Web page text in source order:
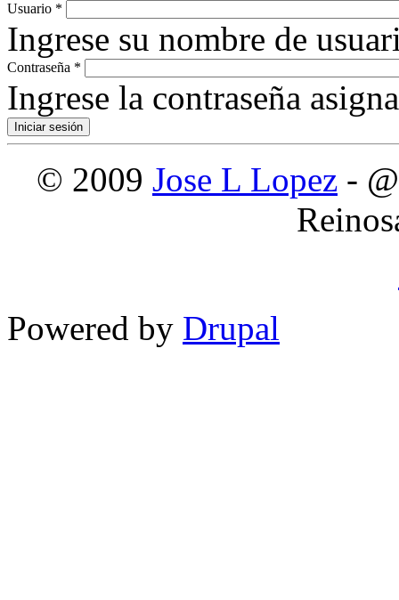
Usuario *
Ingrese su nombre de
Contraseña *
Ingrese la contraseña
© 2009 Jose L Lopez -
Powered by Drupal